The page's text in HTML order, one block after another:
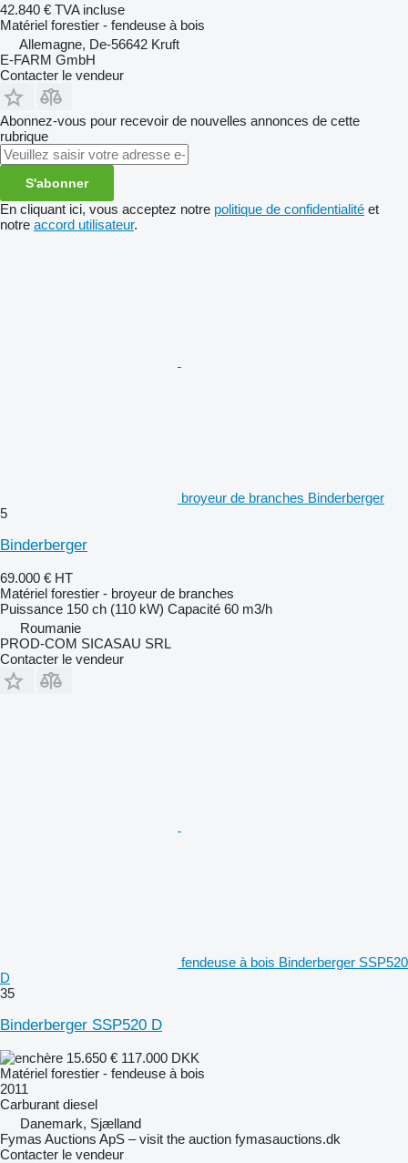
42.840 € TVA incluse
Matériel forestier - fendeuse à bois
Allemagne, De-56642 Kruft
E-FARM GmbH
Contacter le vendeur
Abonnez-vous pour recevoir de nouvelles annonces de cette
rubrique
S'abonner
En cliquant ici, vous acceptez notre politique de confidentialité et
notre accord utilisateur.
broyeur de branches Binderberger
5
Binderberger
69.000 € HT
Matériel forestier - broyeur de branches
Puissance 150 ch (110 kW) Capacité 60 m3/h
Roumanie
PROD-COM SICASAU SRL
Contacter le vendeur
fendeuse à bois Binderberger SSP520
D
35
Binderberger SSP520 D
15.650 € 117.000 DKK
Matériel forestier - fendeuse à bois
2011
Carburant diesel
Danemark, Sjælland
Fymas Auctions ApS – visit the auction fymasauctions.dk
Contacter le vendeur